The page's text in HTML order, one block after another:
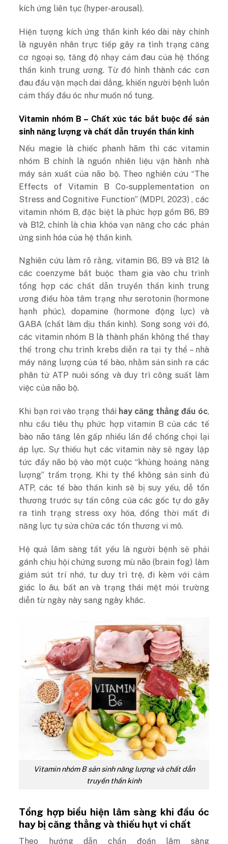
kích ứng liên tục (hyper-arousal).
Hiện tượng kích ứng thần kinh kéo dài này chính
là nguyên nhân trực tiếp gây ra tình trạng căng
cơ ngoại sọ, tăng độ nhạy cảm đau của hệ thống
thần kinh trung ương. Từ đó hình thành các cơn
đau đầu vận mạch dai dẳng, khiến người bệnh luôn
cảm thấy đầu óc như muốn nổ tung.
Vitamin nhóm B – Chất xúc tác bắt buộc để sản
sinh năng lượng và chất dẫn truyền thần kinh
Nếu magie là chiếc phanh hãm thì các vitamin
nhóm B chính là nguồn nhiên liệu vận hành nhà
máy sản xuất của não bộ. Theo nghiên cứu “The
Effects of Vitamin B Co-supplementation on
Stress and Cognitive Function” (MDPI, 2023) , các
vitamin nhóm B, đặc biệt là phức hợp gồm B6, B9
và B12, chính là chìa khóa vạn năng cho các phản
ứng sinh hóa của hệ thần kinh.
Nghiên cứu làm rõ rằng, vitamin B6, B9 và B12 là
các coenzyme bắt buộc tham gia vào chu trình
tổng hợp các chất dẫn truyền thần kinh trung
ương điều hòa tâm trạng như serotonin (hormone
hạnh phúc), dopamine (hormone động lực) và
GABA (chất làm dịu thần kinh). Song song với đó,
các vitamin nhóm B là thành phần không thể thay
thế trong chu trình krebs diễn ra tại ty thể – nhà
máy năng lượng của tế bào, nhằm sản sinh ra các
phân tử ATP nuôi sống và duy trì công suất làm
việc của não bộ.
Khi bạn rơi vào trạng thái hay căng thẳng đầu óc,
nhu cầu tiêu thụ phức hợp vitamin B của các tế
bào não tăng lên gấp nhiều lần để chống chọi lại
áp lực. Sự thiếu hụt các vitamin này sẽ ngay lập
tức đẩy não bộ vào một cuộc “khủng hoảng năng
lượng” trầm trọng. Khi ty thể không sản sinh đủ
ATP, các tế bào thần kinh sẽ bị suy yếu, dễ tổn
thương trước sự tấn công của các gốc tự do gây
ra tình trạng stress oxy hóa, đồng thời mất đi
năng lực tự sửa chữa các tổn thương vi mô.
Hệ quả lâm sàng tất yếu là người bệnh sẽ phải
gánh chịu hội chứng sương mù não (brain fog) làm
giảm sút trí nhớ, tư duy trì trệ, đi kèm với cảm
giác lo âu, bất an và trạng thái mệt mỏi trường
diễn từ ngày này sang ngày khác.
Vitamin nhóm B sản sinh năng lượng và chất dẫn
truyền thần kinh
Tổng hợp biểu hiện lâm sàng khi đầu óc
hay bị căng thẳng và thiếu hụt vi chất
Theo hướng dẫn chẩn đoán lâm sàng